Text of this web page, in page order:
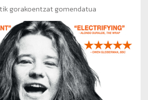
gorakoentzat gomendatua